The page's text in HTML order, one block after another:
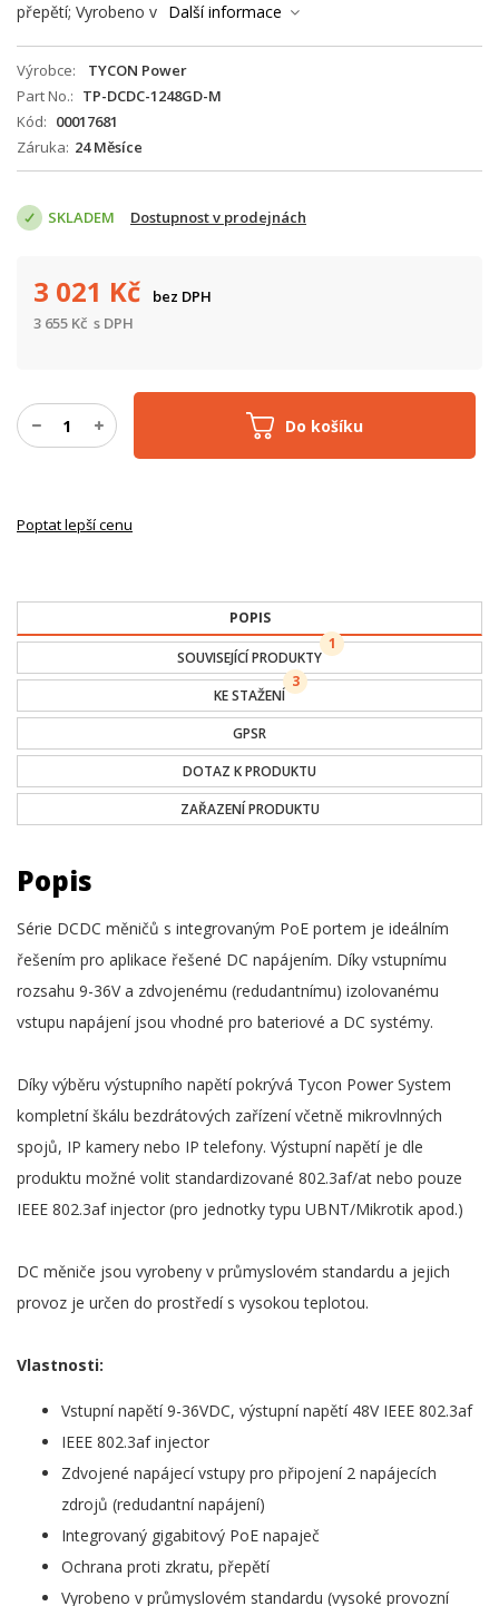
přepětí; Vyrobeno v Další informace
Výrobce
TYCON Power
Part No.
TP-DCDC-1248GD-M
Kód
00017681
Záruka 24 Měsíce
SKLADEM Dostupnost v prodejnách
Do košíku
3 021 Kč
bez DPH
3 655 Kč s DPH
Poptat lepší cenu
POPIS
SOUVISEJÍCÍ PRODUKTY
1
KE STAŽENÍ
3
GPSR
DOTAZ K PRODUKTU
ZAŘAZENÍ PRODUKTU
Popis
Série DCDC měničů s integrovaným PoE portem je ideálním
řešením pro aplikace řešené DC napájením. Díky vstupnímu
rozsahu 9-36V a zdvojenému (redudantnímu) izolovanému
vstupu napájení jsou vhodné pro bateriové a DC systémy.
Díky výběru výstupního napětí pokrývá Tycon Power System
kompletní škálu bezdrátových zařízení včetně mikrovlnných
spojů, IP kamery nebo IP telefony. Výstupní napětí je dle
produktu možné volit standardizované 802.3af/at nebo pouze
IEEE 802.3af injector (pro jednotky typu UBNT/Mikrotik apod.)
DC měniče jsou vyrobeny v průmyslovém standardu a jejich
provoz je určen do prostředí s vysokou teplotou.
Vlastnosti:
Vstupní napětí 9-36VDC, výstupní napětí 48V IEEE 802.3af
IEEE 802.3af injector
Zdvojené napájecí vstupy pro připojení 2 napájecích
zdrojů (redudantní napájení)
Integrovaný gigabitový PoE napaječ
Ochrana proti zkratu, přepětí
Vyrobeno v průmyslovém standardu (vysoké provozní